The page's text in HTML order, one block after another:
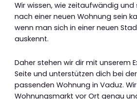
Wir wissen, wie zeitaufwändig und
nach einer neuen Wohnung sein
wenn man sich in einer neuen
auskennt.
Daher stehen wir dir mit unserem
Seite und unterstützen dich bei
passenden Wohnung in Vaduz.
Wohnungsmarkt vor Ort genau